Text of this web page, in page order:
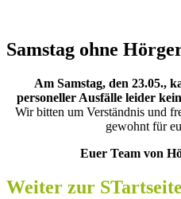
Samstag ohne
Am Samstag, den 23.05.,
personeller Ausfälle leider
Wir bitten um Verständnis und
gewohnt für
Euer Team von
Weiter zur STartseite